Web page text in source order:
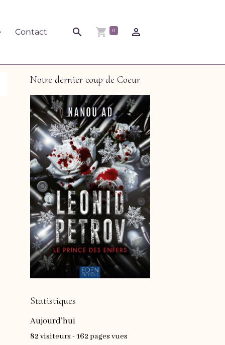
Contact 0
Notre dernier coup de Coeur
Statistiques
Aujourd'hui
82 visiteurs -162 pages vues